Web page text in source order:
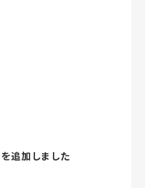
追加しました